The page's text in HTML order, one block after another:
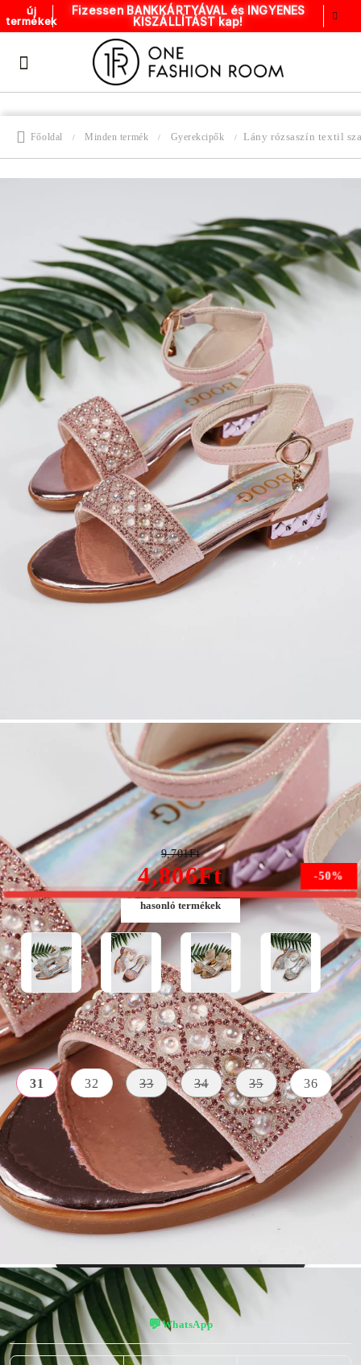
új
termékek
Fizessen BANKKÁRTYÁVAL és INGYENES
KISZÁLLÍTÁST kap!
Főoldal Minden termék Gyerekcipők Lány rózsaszín textil
Lány rózsaszín textil szandál Maren #21737
-50%
4,806Ft
9,701Ft
hasonló termékek
Méret: Tájékoztató méretek
31 32 33 34 35 36
rózsaszín
KÜLSŐ
ANYAG
Bőr Utánzat
Textil Anyag
A TALP
MAGASSÁGA
2 centiméter
💬WhatsApp